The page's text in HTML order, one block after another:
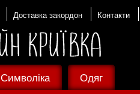
Доставка закордон Контакти
Символіка Одяг